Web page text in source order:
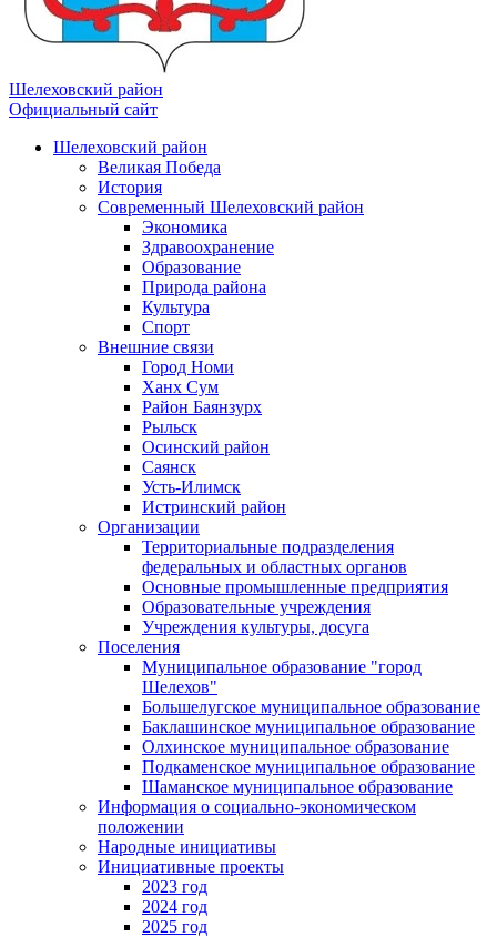
Шелеховский район
Официальный сайт
Шелеховский район
Великая Победа
История
Современный Шелеховский район
Экономика
Здравоохранение
Образование
Природа района
Культура
Спорт
Внешние связи
Город Номи
Ханх Сум
Район Баянзурх
Рыльск
Осинский район
Саянск
Усть-Илимск
Истринский район
Организации
Территориальные подразделения
федеральных и областных органов
Основные промышленные предприятия
Образовательные учреждения
Учреждения культуры, досуга
Поселения
Муниципальное образование "город
Шелехов"
Большелугское муниципальное образование
Баклашинское муниципальное образование
Олхинское муниципальное образование
Подкаменское муниципальное образование
Шаманское муниципальное образование
Информация о социально-экономическом
положении
Народные инициативы
Инициативные проекты
2023 год
2024 год
2025 год